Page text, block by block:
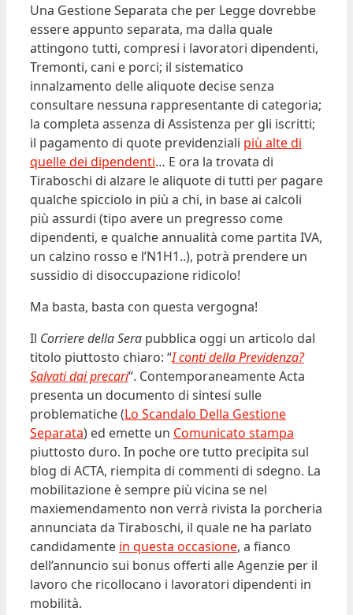
Una Gestione Separata che per Legge dovrebbe
essere appunto separata, ma dalla quale
attingono tutti, compresi i lavoratori dipendenti,
Tremonti, cani e porci; il sistematico
innalzamento delle aliquote decise senza
consultare nessuna rappresentante di categoria;
la completa assenza di Assistenza per gli iscritti;
il pagamento di quote previdenziali più alte di
quelle dei dipendenti… E ora la trovata di
Tiraboschi di alzare le aliquote di tutti per pagare
qualche spicciolo in più a chi, in base ai calcoli
più assurdi (tipo avere un pregresso come
dipendenti, e qualche annualità come partita IVA,
un calzino rosso e l’N1H1..), potrà prendere un
sussidio di disoccupazione ridicolo!
Ma basta, basta con questa vergogna!
Il Corriere della Sera pubblica oggi un articolo dal
titolo piuttosto chiaro: “I conti della Previdenza?
Salvati dai precari“. Contemporaneamente Acta
presenta un documento di sintesi sulle
problematiche (Lo Scandalo Della Gestione
Separata) ed emette un Comunicato stampa
piuttosto duro. In poche ore tutto precipita sul
blog di ACTA, riempita di commenti di sdegno. La
mobilitazione è sempre più vicina se nel
maxiemendamento non verrà rivista la porcheria
annunciata da Tiraboschi, il quale ne ha parlato
candidamente in questa occasione, a fianco
dell’annuncio sui bonus offerti alle Agenzie per il
lavoro che ricollocano i lavoratori dipendenti in
mobilità.